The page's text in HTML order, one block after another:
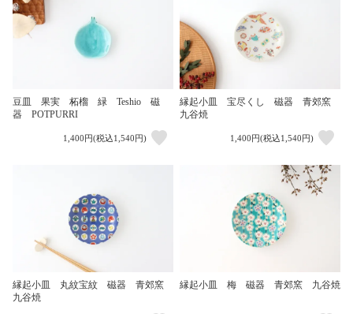
豆皿 果実 柘榴 緑 Teshio 磁
器 POTPURRI
1,400円(税込1,540円)
縁起小皿 宝尽くし 磁器 青郊窯
九谷焼
1,400円(税込1,540円)
縁起小皿 丸紋宝紋 磁器 青郊窯
九谷焼
縁起小皿 梅 磁器 青郊窯 九谷焼